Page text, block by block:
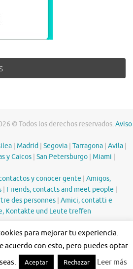
© Todos los derechos reservados.Aviso
Madrid Segovia Tarragona Avila
y Caicos San Petersburgo Miami
y conocer gente
Amigos,
Friends, contacts and meet people
des personnes Amici, contatti e
Kontakte und Leute treffen
Funciona con Tempera& WordPress.
para mejorar tu experiencia.
acuerdo con esto, pero puedes optar
Aceptar Rechazar Leer más